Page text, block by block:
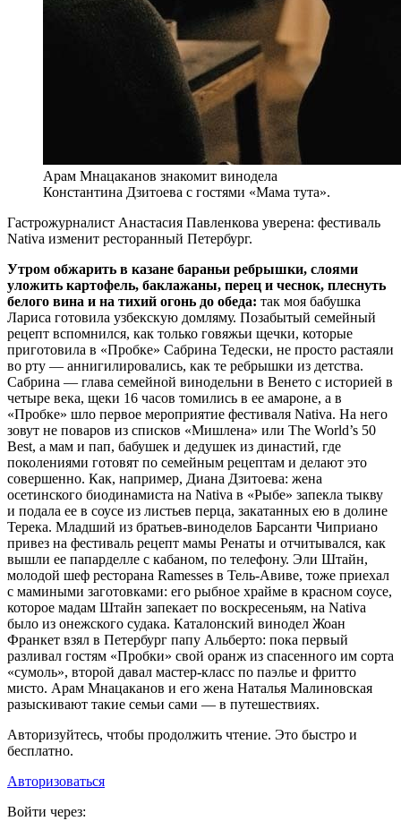
Арам Мнацаканов знакомит винодела
Константина Дзитоева с гостями «Мама тута».
Гастрожурналист Анастасия Павленкова уверена: фестиваль
Nativa изменит ресторанный Петербург.
Утром обжарить в казане бараньи ребрышки, слоями
уложить картофель, баклажаны, перец и чеснок, плеснуть
белого вина и на тихий огонь до обеда: так моя бабушка
Лариса готовила узбекскую домляму. Позабытый семейный
рецепт вспомнился, как только говяжьи щечки, которые
приготовила в «Пробке» Сабрина Тедески, не просто растаяли
во рту — аннигилировались, как те ребрышки из детства.
Сабрина — глава семейной винодельни в Венето с историей в
четыре века, щеки 16 часов томились в ее амароне, а в
«Пробке» шло первое мероприятие фестиваля Nativa. На него
зовут не поваров из списков «Мишлена» или The World’s 50
Best, а мам и пап, бабушек и дедушек из династий, где
поколениями готовят по семейным рецептам и делают это
совершенно. Как, например, Диана Дзитоева: жена
осетинского биодинамиста на Nativa в «Рыбе» запекла тыкву
и подала ее в соусе из листьев перца, закатанных ею в долине
Терека. Младший из братьев-виноделов Барсанти Чиприано
привез на фестиваль рецепт мамы Ренаты и отчитывался, как
вышли ее папарделле с кабаном, по телефону. Эли Штайн,
молодой шеф ресторана Ramesses в Тель-Авиве, тоже приехал
с мамиными заготовками: его рыбное храйме в красном соусе,
которое мадам Штайн запекает по воскресеньям, на Nativa
было из онежского судака. Каталонский винодел Жоан
Франкет взял в Петербург папу Альберто: пока первый
разливал гостям «Пробки» свой оранж из спасенного им сорта
«сумоль», второй давал мастер-класс по паэлье и фритто
мисто. Арам Мнацаканов и его жена Наталья Малиновская
разыскивают такие семьи сами — в путешествиях.
Авторизуйтесь, чтобы продолжить чтение. Это быстро и
бесплатно.
Авторизоваться
Войти через: